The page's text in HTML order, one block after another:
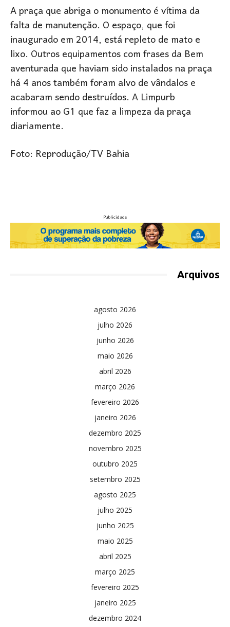
A praça que abriga o monumento é vítima da
falta de manutenção. O espaço, que foi
inaugurado em 2014, está repleto de mato e
lixo. Outros equipamentos com frases da Bem
aventurada que haviam sido instalados na praça
há 4 anos também foram alvo de vândalos e
acabaram sendo destruídos. A Limpurb
informou ao G1 que faz a limpeza da praça
diariamente.
Foto: Reprodução/TV Bahia
Publicidade
Arquivos
agosto 2026
julho 2026
junho 2026
maio 2026
abril 2026
março 2026
fevereiro 2026
janeiro 2026
dezembro 2025
novembro 2025
outubro 2025
setembro 2025
agosto 2025
julho 2025
junho 2025
maio 2025
abril 2025
março 2025
fevereiro 2025
janeiro 2025
dezembro 2024